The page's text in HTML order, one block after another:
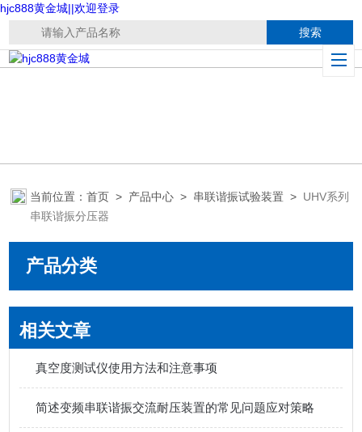
hjc888黄金城||欢迎登录
当前位置：首页 > 产品中心 > 串联谐振试验装置 > UHV系列
串联谐振分压器
产品分类
相关文章
真空度测试仪使用方法和注意事项
简述变频串联谐振交流耐压装置的常见问题应对策略